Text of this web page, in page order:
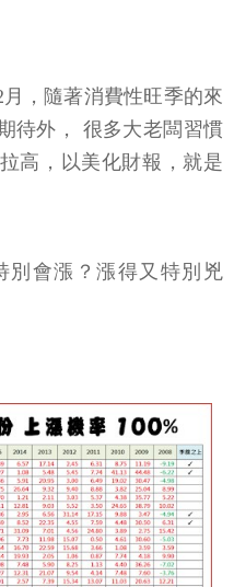
，隨著消費性旺季的來
待外， 很多大老闆習慣
高，以美化財報，就是
別會漲？漲得又特別兇